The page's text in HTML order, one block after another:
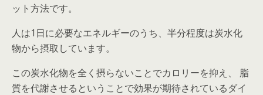
ット方法です。
人は1日に必要なエネルギーのうち、半分程度は炭水化
物から摂取しています。
この炭水化物を全く摂らないことでカロリーを抑え、 脂
質を代謝させるということで効果が期待されているダイ